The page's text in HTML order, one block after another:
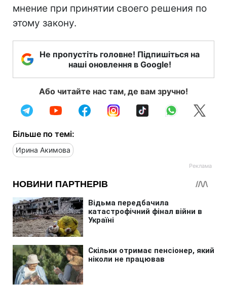
мнение при принятии своего решения по
этому закону.
Не пропустіть головне! Підпишіться на
наші оновлення в Google!
Або читайте нас там, де вам зручно!
Більше по темі:
Ирина Акимова